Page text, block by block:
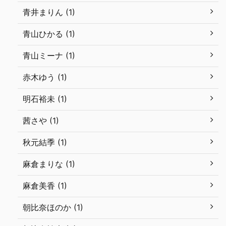
青井まりん (1)
青山ひかる (1)
青山ミーナ (1)
赤木ゆう (1)
明石裕未 (1)
茜さや (1)
秋元結季 (1)
麻倉まりな (1)
麻倉美香 (1)
朝比奈ほのか (1)